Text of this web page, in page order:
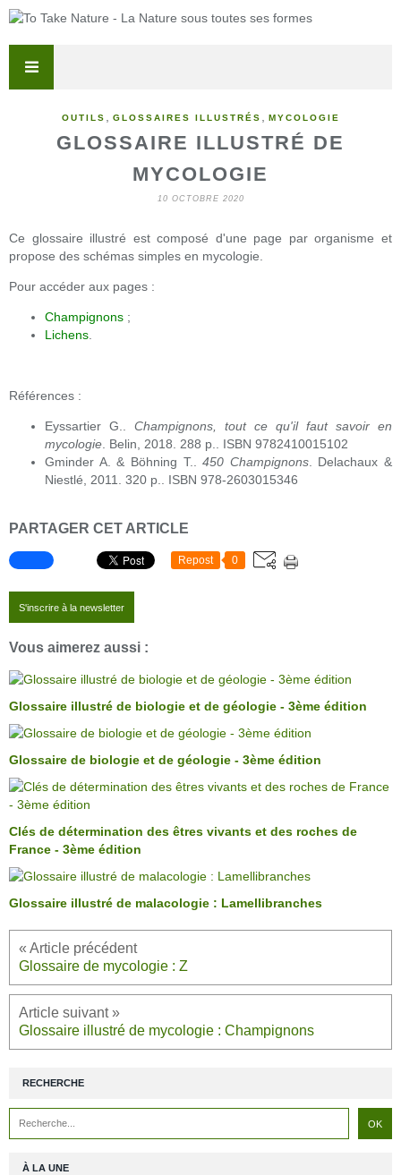
OUTILS GLOSSAIRES ILLUSTRÉS MYCOLOGIE
GLOSSAIRE ILLUSTRÉ DE
MYCOLOGIE
10 OCTOBRE 2020
Ce glossaire illustré est composé d'une page par organisme et
propose des schémas simples en mycologie.
Pour accéder aux pages :
Champignons ;
Lichens
Références :
Eyssartier G.. Champignons, tout ce qu'il faut savoir en
mycologie . Belin, 2018. 288 p.. ISBN 9782410015102
Gminder A. & Böhning T..450 Champignons. Delachaux &
Niestlé, 2011. 320 p.. ISBN 978-2603015346
PARTAGER CET ARTICLE
Repost 0
S'inscrire à la newsletter
Vous aimerez aussi :
Glossaire illustré de biologie et de géologie - 3ème édition
Glossaire de biologie et de géologie - 3ème édition
Clés de détermination des êtres vivants et des roches de
France - 3ème édition
Glossaire illustré de malacologie : Lamellibranches
Glossaire de mycologie : Z
Glossaire illustré de mycologie : Champignons
RECHERCHE
À LA UNE